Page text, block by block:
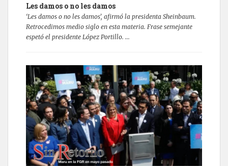
Les damos o no les damos
‘Les damos o no les damos’, afirmó la presidenta Sheinbaum.
Retrocedimos medio siglo en esta materia. Frase semejante
espetó el presidente López Portillo. ...